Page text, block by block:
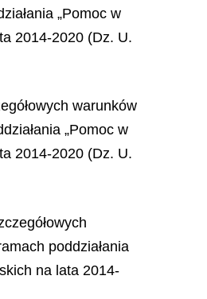
„Pomoc w
2014-2020 (Dz. U.
warunków
„Pomoc w
2014-2020 (Dz. U.
poddziałania
na lata 2014-